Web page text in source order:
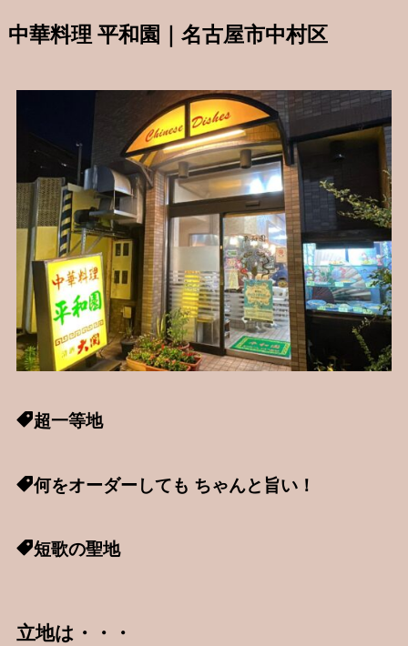
中華料理 平和園｜名古屋市中村区
超一等地
何をオーダーしても ちゃんと旨い！
短歌の聖地
立地は・・・